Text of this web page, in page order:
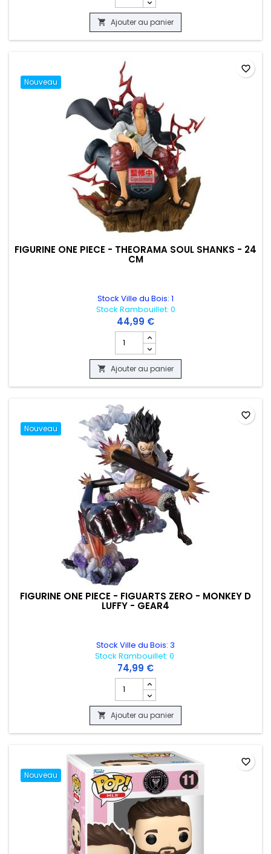
 Ajouter au panier
Nouveau
FIGURINE ONE PIECE - THEORAMA SOUL SHANKS - 24
CM
Stock Ville du Bois: 1
Stock Rambouillet: 0
44,99 €
Champ quantité du produit FIGURINE
 Ajouter au panier
favorite_border
Nouveau
FIGURINE ONE PIECE - FIGUARTS ZERO - MONKEY D
LUFFY - GEAR4
Stock Ville du Bois: 3
Stock Rambouillet: 0
74,99 €
Champ quantité du produit FIGURINE
 Ajouter au panier
favorite_border
Nouveau
favorite_border